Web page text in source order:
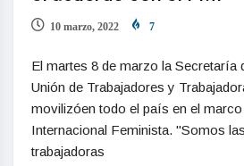
10 marzo, 2022 7
El martes 8 de marzo la Secretaría
Unión de Trabajadores y
movilizóen todo el país en el
Internacional Feminista. "Somos
trabajadoras